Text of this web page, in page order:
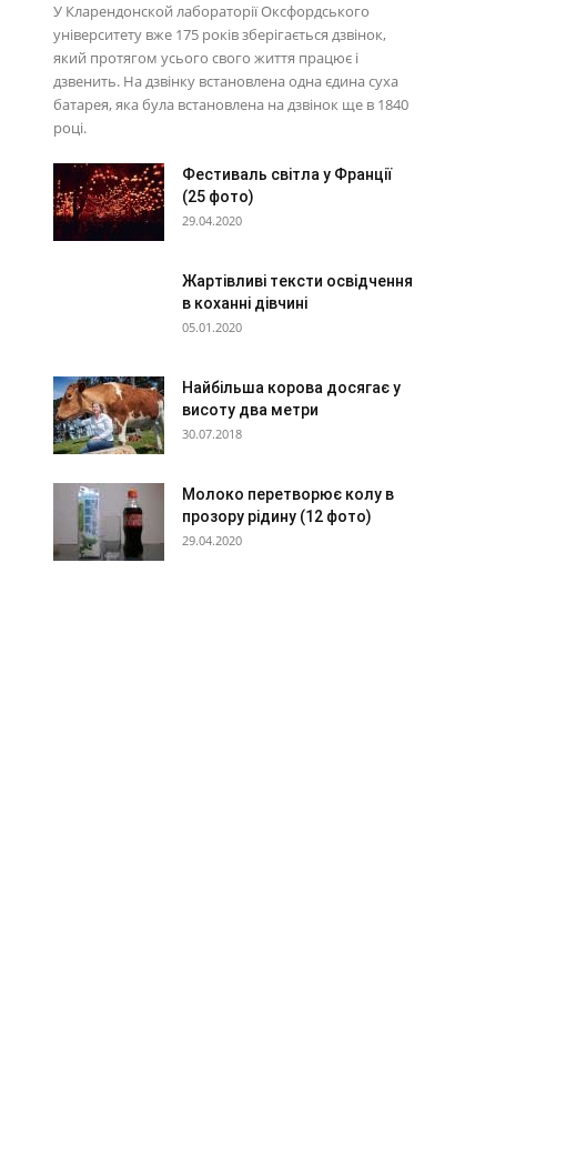
У Кларендонской лабораторії Оксфордського
університету вже 175 років зберігається дзвінок,
який протягом усього свого життя працює і
дзвенить. На дзвінку встановлена одна єдина суха
батарея, яка була встановлена на дзвінок ще в 1840
році.
Фестиваль світла у Франції
(25 фото)
29.04.2020
Жартівливі тексти освідчення
в коханні дівчині
05.01.2020
Найбільша корова досягає у
висоту два метри
30.07.2018
Молоко перетворює колу в
прозору рідину (12 фото)
29.04.2020